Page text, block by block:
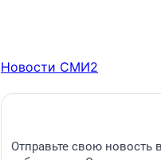
Новости СМИ2
Отправьте свою новость